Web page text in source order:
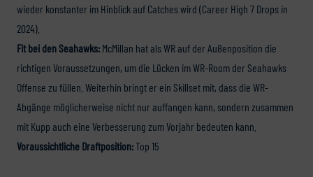
wieder konstanter im Hinblick auf Catches wird (Career High 7 Drops in
2024).
Fit bei den Seahawks: McMillan hat als WR auf der Außenposition die
richtigen Voraussetzungen, um die Lücken im WR-Room der Seahawks
Offense zu füllen. Weiterhin bringt er ein Skillset mit, dass die WR-
Abgänge möglicherweise nicht nur auffangen kann, sondern zusammen
mit Kupp auch eine Verbesserung zum Vorjahr bedeuten kann.
Voraussichtliche Draftposition:Top 15